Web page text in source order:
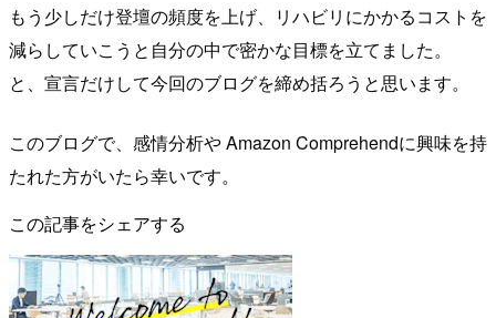
もう少しだけ登壇の頻度を上げ、リハビリにかかるコストを
減らしていこうと自分の中で密かな目標を立てました。
と、宣言だけして今回のブログを締め括ろうと思います。
このブログで、感情分析や Amazon Comprehendに興味を持
たれた方がいたら幸いです。
この記事をシェアする